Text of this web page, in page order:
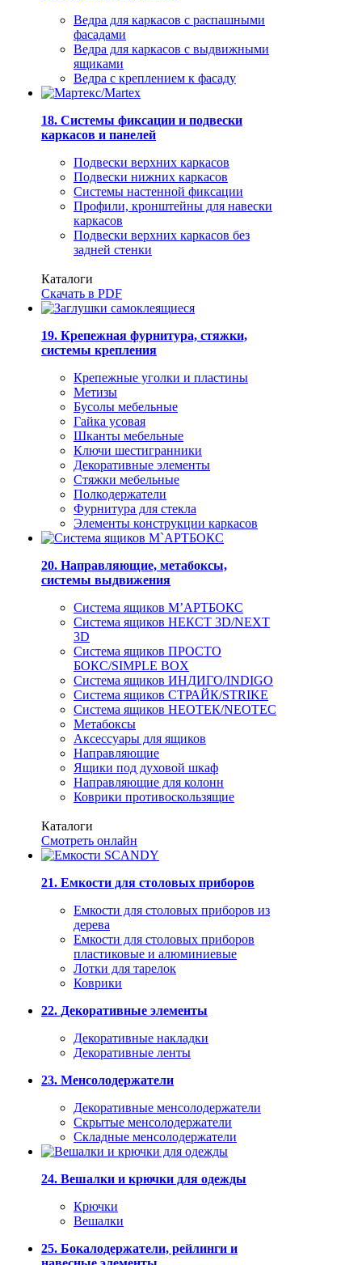
Ведра для каркасов с распашными
фасадами
Ведра для каркасов с выдвижными
ящиками
Ведра с креплением к фасаду
18. Системы фиксации и подвески
каркасов и панелей
Подвески верхних каркасов
Подвески нижних каркасов
Системы настенной фиксации
Профили, кронштейны для навески
каркасов
Подвески верхних каркасов без
задней стенки
Каталоги
Скачать в PDF
19. Крепежная фурнитура, стяжки,
системы крепления
Крепежные уголки и пластины
Метизы
Бусолы мебельные
Гайка усовая
Шканты мебельные
Ключи шестигранники
Декоративные элементы
Стяжки мебельные
Полкодержатели
Фурнитура для стекла
Элементы конструкции каркасов
20. Направляющие, метабоксы,
системы выдвижения
Система ящиков М’АРТБОКС
Система ящиков НЕКСТ 3D/NEXT
3D
Система ящиков ПРОСТО
БОКС/SIMPLE BOX
Система ящиков ИНДИГО/INDIGO
Система ящиков СТРАЙК/STRIKE
Система ящиков НЕОТЕК/NEOTEC
Метабоксы
Аксессуары для ящиков
Направляющие
Ящики под духовой шкаф
Направляющие для колонн
Коврики противоскользящие
Каталоги
Смотреть онлайн
21. Емкости для столовых приборов
Емкости для столовых приборов из
дерева
Емкости для столовых приборов
пластиковые и алюминиевые
Лотки для тарелок
Коврики
22. Декоративные элементы
Декоративные накладки
Декоративные ленты
23. Менсолодержатели
Декоративные менсолодержатели
Скрытые менсолодержатели
Складные менсолодержатели
24. Вешалки и крючки для одежды
Крючки
Вешалки
25. Бокалодержатели, рейлинги и